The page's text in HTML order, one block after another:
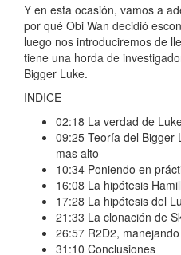
Y en esta ocasión, vamos a
por qué Obi Wan decidió
luego nos introduciremos de
tiene una horda de
Bigger Luke.
INDICE
02:18 La verdad de
09:25 Teoría del Bigger
mas alto
10:34 Poniendo en
16:08 La hipótesis Hamill
17:28 La hipótesis del
21:33 La clonación de
26:57 R2D2,
31:10 Conclusiones